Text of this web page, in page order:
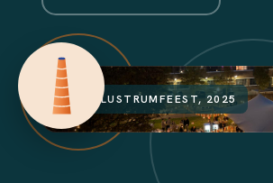
HET LUSTRUMFEEST, 2025